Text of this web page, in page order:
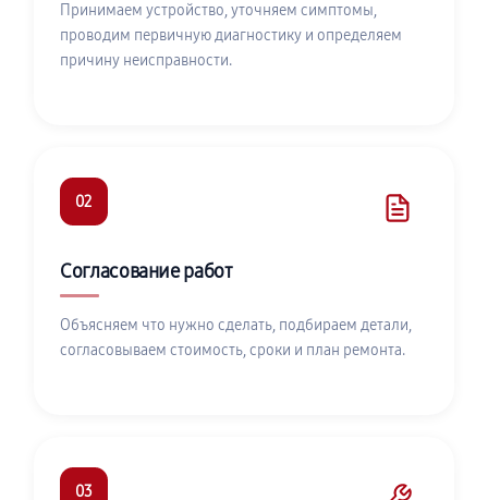
Принимаем устройство, уточняем симптомы,
проводим первичную диагностику и определяем
причину неисправности.
02
Согласование работ
Объясняем что нужно сделать, подбираем детали,
согласовываем стоимость, сроки и план ремонта.
03